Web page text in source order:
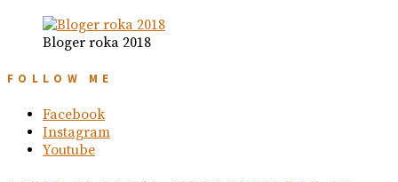
Bloger roka 2018
FOLLOW ME
Facebook
Instagram
Youtube